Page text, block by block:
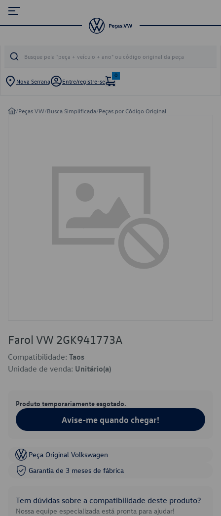
Nova Serrana Entre/registre-se
0
/Peças VW/Busca Simplificada/Peças por Código Original
Farol VW 2GK941773A
Compatibilidade: Taos
Unidade de venda: Unitário(a)
Produto temporariamente esgotado.
Avise-me quando chegar!
Peça Original Volkswagen
Garantia de 3 meses de fábrica
Tem dúvidas sobre a compatibilidade deste produto?
Nossa equipe especializada está pronta para ajudar!